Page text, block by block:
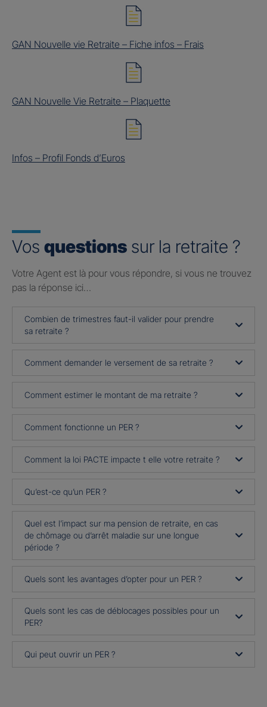
GAN Nouvelle vie Retraite – Fiche infos – Frais
GAN Nouvelle Vie Retraite – Plaquette
Infos – Profil Fonds d’Euros
Vos questions sur la retraite ?
Votre Agent est là pour vous répondre, si vous ne trouvez
pas la réponse ici…
Combien de trimestres faut-il valider pour prendre
sa retraite ?
Comment demander le versement de sa retraite ?
Comment estimer le montant de ma retraite ?
Comment fonctionne un PER ?
Comment la loi PACTE impacte t elle votre retraite ?
Qu’est-ce qu’un PER ?
Quel est l’impact sur ma pension de retraite, en cas
de chômage ou d’arrêt maladie sur une longue
période ?
Quels sont les avantages d’opter pour un PER ?
Quels sont les cas de déblocages possibles pour un
PER?
Qui peut ouvrir un PER ?